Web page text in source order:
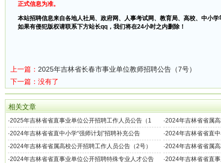
正式信息为准。
本站招聘信息来自各地人社局、政府网、人事考试网、教育局、高校、中小
如果有侵犯版权请联系下方站长qq，我们将在24小时之内删除！
上一篇： 2025年吉林省长春市事业单位教师招聘公告（7号）
下一篇：没有了
相关文章
·2025年吉林省省直事业单位公开招聘工作人员公告（1
号）
·2024年吉林省省属
·2024年吉林省省直中小学“强师计划”招聘补充公告 ·2024年吉林省省直
·2024年吉林省省属高校公开招聘工作人员公告（2号） ·2024年吉林省省属
·2024年吉林省省直事业单位公开招聘特殊专业人才公告
·2024年吉林省省直